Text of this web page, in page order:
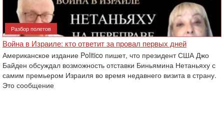
Разбор полетов
Война в Израиле: кто ответит за провал первых дней
Американское издание Politico пишет, что президент США Джо
Байден обсуждал возможность отставки Биньямина Нетаньяху с
самим премьером Израиля во время недавнего визита в страну.
Это сообщение